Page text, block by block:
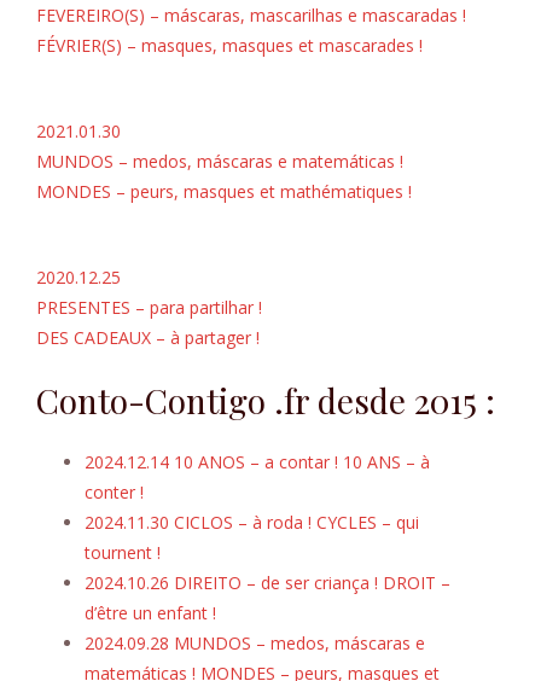
FEVEREIRO(S) – máscaras, mascarilhas e mascaradas !
FÉVRIER(S) – masques, masques et mascarades !
2021.01.30
MUNDOS – medos, máscaras e matemáticas !
MONDES – peurs, masques et mathématiques !
2020.12.25
PRESENTES – para partilhar !
DES CADEAUX – à partager !
Conto-Contigo .fr desde 2015 :
2024.12.14 10 ANOS – a contar ! 10 ANS – à
conter !
2024.11.30 CICLOS – à roda ! CYCLES – qui
tournent !
2024.10.26 DIREITO – de ser criança ! DROIT –
d’être un enfant !
2024.09.28 MUNDOS – medos, máscaras e
matemáticas ! MONDES – peurs, masques et